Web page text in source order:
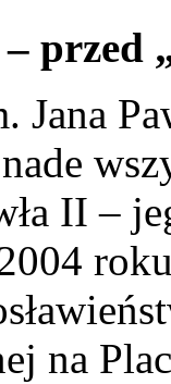
przed
Jana
II –
na